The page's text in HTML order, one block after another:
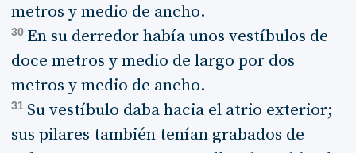
metros y medio de ancho.
30 En su derredor había unos vestíbulos de
doce metros y medio de largo por dos
metros y medio de ancho.
31 Su vestíbulo daba hacia el atrio exterior;
sus pilares también tenían grabados de